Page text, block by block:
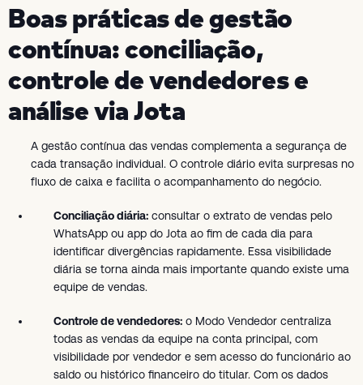
Boas práticas de gestão
contínua: conciliação,
controle de vendedores e
análise via Jota
A gestão contínua das vendas complementa a segurança de
cada transação individual. O controle diário evita surpresas no
fluxo de caixa e facilita o acompanhamento do negócio.
Conciliação diária: consultar o extrato de vendas pelo
WhatsApp ou app do Jota ao fim de cada dia para
identificar divergências rapidamente. Essa visibilidade
diária se torna ainda mais importante quando existe uma
equipe de vendas.
Controle de vendedores: o Modo Vendedor centraliza
todas as vendas da equipe na conta principal, com
visibilidade por vendedor e sem acesso do funcionário ao
saldo ou histórico financeiro do titular. Com os dados